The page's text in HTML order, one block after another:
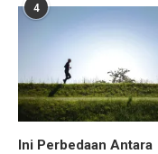
4
Ini Perbedaan Antara